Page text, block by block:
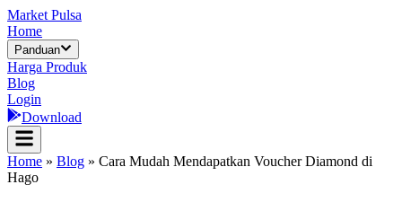
Market Pulsa
Home
Panduan
Harga Produk
Blog
Login
Download
Home » Blog » Cara Mudah Mendapatkan Voucher Diamond di
Hago